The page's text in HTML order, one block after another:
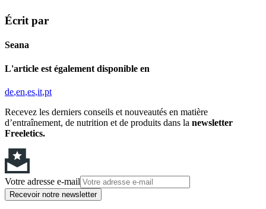
Écrit par
Seana
L'article est également disponible en
de en es it pt
Recevez les derniers conseils et nouveautés en matière
d’entraînement, de nutrition et de produits dans la newsletter
Freeletics.
Votre adresse e-mail
Recevoir notre newsletter